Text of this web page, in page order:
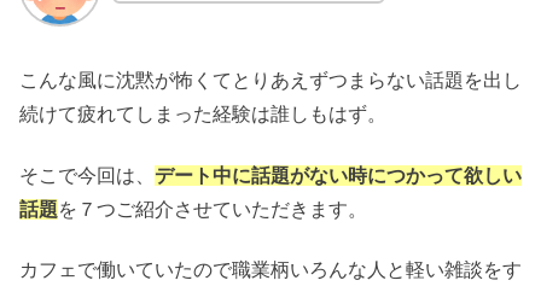
こんな風に沈黙が怖くてとりあえずつまらない話題を出し
続けて疲れてしまった経験は誰しもはず。
そこで今回は、 デート中に話題がない時につかって欲しい
話題を７つご紹介させていただきます。
カフェで働いていたので職業柄いろんな人と軽い雑談をす